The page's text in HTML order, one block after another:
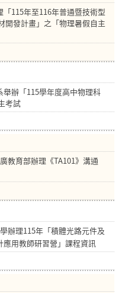
115年至116年普通暨技術型
開發計畫」之「物理暑假自主
舉辦「115學年度高中物理科
考試
教育部辦理《TA101》溝通
辦理115年「積體光路元件及
應用教師研習營」課程資訊